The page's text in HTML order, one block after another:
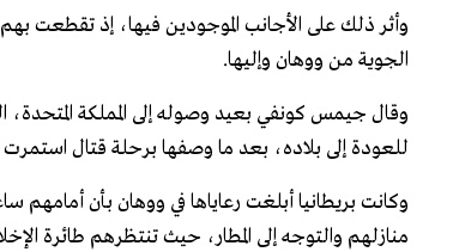
وأثر ذلك على الأجانب الموجودين فيها، إذ تقطعت
الجوية من ووهان وإليها.
وقال جيمس كونفي بعيد وصوله إلى المملكة
للعودة إلى بلاده، بعد ما وصفها برحلة قتال استمرت 90 دقيقة.
وكانت بريطانيا أبلغت رعاياها في ووهان بأن
منازلهم والتوجه إلى المطار، حيث تنتظرهم طائرة